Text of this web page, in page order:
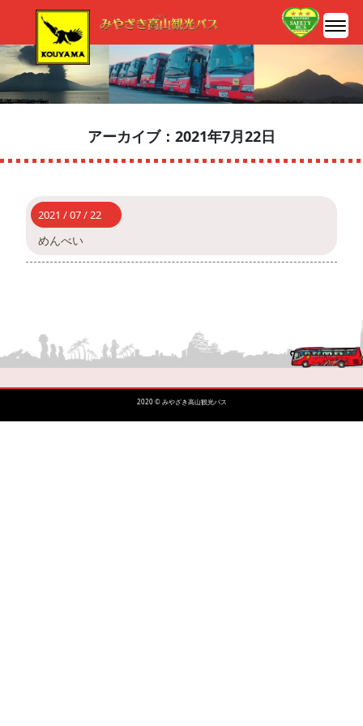
アーカイブ：2021年7月22日
2021 / 07 / 22
めんべい
2020 © みやざき高山観光バス